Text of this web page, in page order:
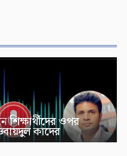
শিক্ষার্থীদের ওপর
কাদের